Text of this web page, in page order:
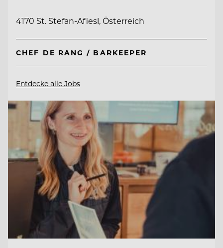
4170 St. Stefan-Afiesl, Österreich
CHEF DE RANG / BARKEEPER
Entdecke alle Jobs